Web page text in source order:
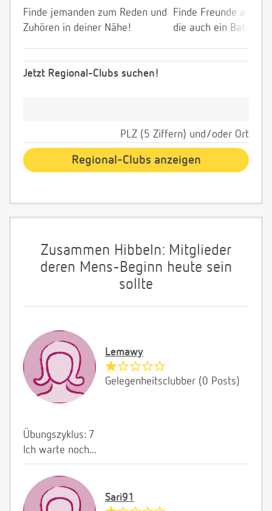
Finde jemanden zum Reden und
Zuhören in deiner Nähe!
Finde Freunde aus
die auch ein Baby
Jetzt Regional-Clubs suchen!
PLZ (5 Ziffern) und/oder Ort
Zusammen Hibbeln: Mitglieder
deren Mens-Beginn heute sein
sollte
Lemawy
Gelegenheitsclubber (0 Posts)
Übungszyklus: 7
Ich warte noch...
Sari91